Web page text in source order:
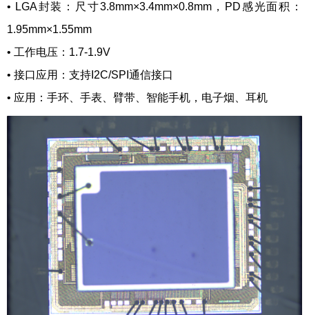
• LGA封装：尺寸3.8mm×3.4mm×0.8mm，PD感光面积：
1.95mm×1.55mm
• 工作电压：1.7-1.9V
• 接口应用：支持I2C/SPI通信接口
• 应用：手环、手表、臂带、智能手机，电子烟、耳机